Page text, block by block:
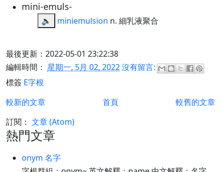
mini-emuls-
🔈 miniemulsion n. 細乳液聚合
最後更新：2022-05-01 23:22:38
編輯時間： 星期一, 5月 02, 2022沒有留言:
標簽 E字根
較新的文章
較舊的文章
首頁
訂閱： 文章 (Atom)
熱門文章
onym 名字